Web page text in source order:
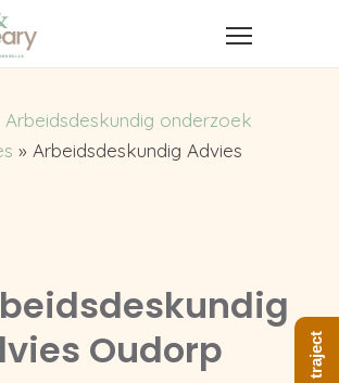
Arbeidsdeskundig onderzoek
» Arbeidsdeskundig Advies
Oudorp